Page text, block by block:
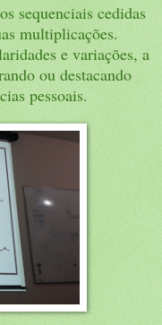
sequenciais cedidas
multiplicações.
e variações, a
ou destacando
pessoais.